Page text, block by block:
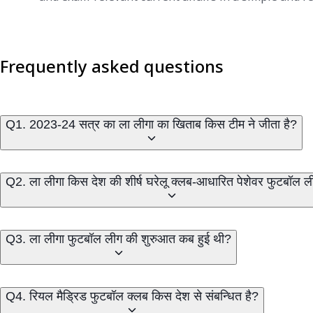
Frequently asked questions
Q1. 2023-24 सत्र का ला लीगा का खिताब किस टीम ने जीता है?
Q2. ला लीगा किस देश की शीर्ष घरेलू क्लब-आधारित पेशेवर फुटबॉल
Q3. ला लीगा फुटबॉल लीग की शुरुआत कब हुई थी?
Q4. रियल मैड्रिड फुटबॉल क्लब किस देश से संबन्धित है?